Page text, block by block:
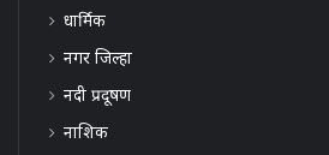
धार्मिक
नगर जिल्हा
नदी प्रदूषण
नाशिक